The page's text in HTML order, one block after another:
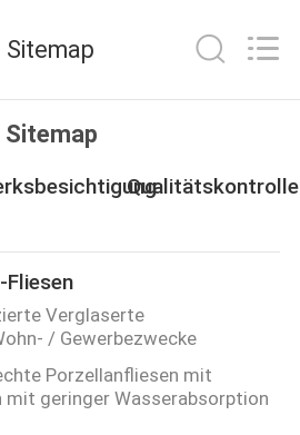
Sitemap
Sitemap
Qualitätskontrolle
Verglaserte
/ Gewerbezwecke
Porzellanfliesen mit
mit geringer Wasserabsorption